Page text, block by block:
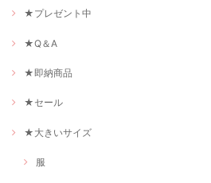
★プレゼント中
★Q＆A
★即納商品
★セール
★大きいサイズ
服